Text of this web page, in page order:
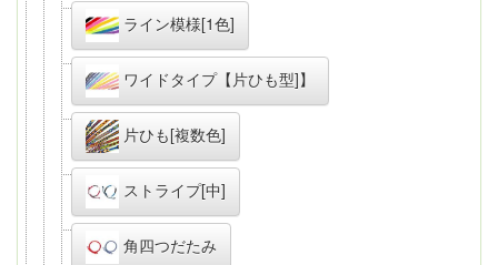
ライン模様[1色]
ワイドタイプ【片ひも型]】
片ひも[複数色]
ストライプ[中]
角四つだたみ